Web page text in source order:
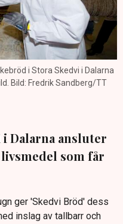
i Stora Skedvi i Dalarna
Bild: Fredrik Sandberg/TT
Dalarna ansluter
som får
ger 'Skedvi Bröd' dess
inslag av tallbarr och